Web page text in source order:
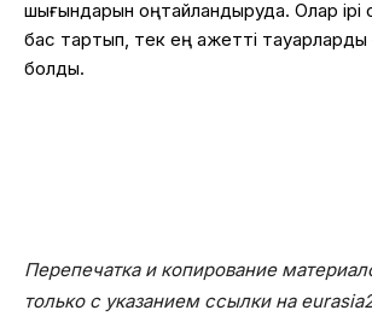
шығындарын оңтайландыруда. Олар ірі
бас тартып, тек ең қажетті тауарларды
болды.
Перепечатка и копирование
только с указанием ссылки на